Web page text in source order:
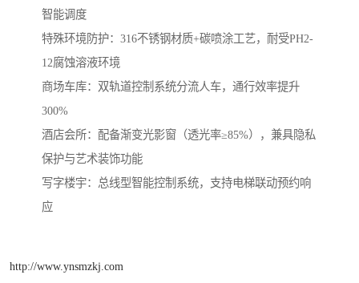
智能调度
‌特殊环境防护‌：316不锈钢材质+碳喷涂工艺，耐受PH2-
12腐蚀溶液环境
商场车库‌：双轨道控制系统分流人车，通行效率提升
300%
‌酒店会所‌：配备渐变光影窗（透光率≥85%），兼具隐私
保护与艺术装饰功能
‌写字楼宇‌：总线型智能控制系统，支持电梯联动预约响
应
http://www.ynsmzkj.com